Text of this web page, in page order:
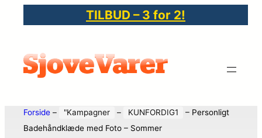
TILBUD – 3 for 2!
Forside – "Kampagner – KUNFORDIG1 – Personligt
Badehåndklæde med Foto – Sommer